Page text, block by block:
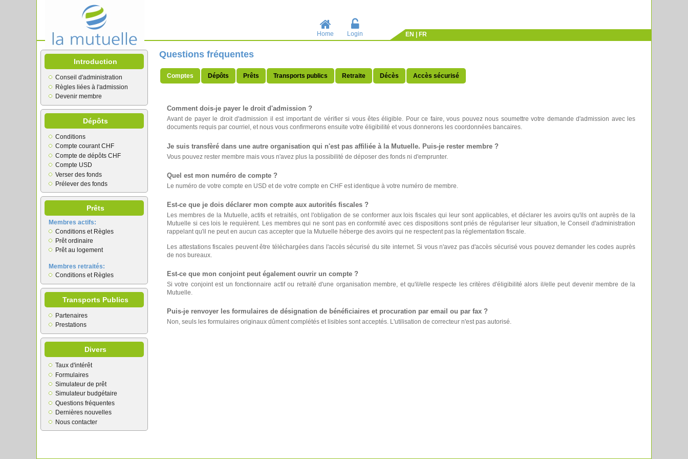
Home Login EN FR
Introduction
Conseil d'administration
Règles liées à l'admission
Devenir membre
Dépôts
Conditions
Compte courant CHF
Compte de dépôts CHF
Compte USD
Verser des fonds
Prélever des fonds
Prêts
Membres actifs:
Conditions et Règles
Prêt ordinaire
Prêt au logement
Membres retraités:
Conditions et Règles
Transports Publics
Partenaires
Prestations
Divers
Taux d'intérêt
Formulaires
Simulateur de prêt
Simulateur budgétaire
Questions fréquentes
Dernières nouvelles
Nous contacter
Questions fréquentes
Comptes Dépôts Prêts Transports publics Retraite Décès Accès sécurisé
Comment dois-je payer le droit d'admission ?
Avant de payer le droit d'admission il est important de vérifier si vous êtes éligible. Pour ce faire, vous pouvez nous soumettre votre demande d'admission avec les
documents requis par courriel, et nous vous confirmerons ensuite votre éligibilité et vous donnerons les coordonnées bancaires.
Je suis transfèré dans une autre organisation qui n'est pas affiliée à la Mutuelle. Puis-je rester membre ?
Vous pouvez rester membre mais vous n'avez plus la possibilité de déposer des fonds ni d'emprunter.
Quel est mon numéro de compte ?
Le numéro de votre compte en USD et de votre compte en CHF est identique à votre numéro de membre.
Est-ce que je dois déclarer mon compte aux autorités fiscales ?
Les membres de la Mutuelle, actifs et retraités, ont l'obligation de se conformer aux lois fiscales qui leur sont applicables, et déclarer les avoirs qu'ils ont auprès de la
Mutuelle si ces lois le requièrent. Les membres qui ne sont pas en conformité avec ces dispositions sont priés de régulariser leur situation, le Conseil d'administration
rappelant qu'il ne peut en aucun cas accepter que la Mutuelle héberge des avoirs qui ne respectent pas la réglementation fiscale.
Les attestations fiscales peuvent être téléchargées dans l'accès sécurisé du site internet. Si vous n'avez pas d'accès sécurisé vous pouvez demander les codes auprès
de nos bureaux.
Est-ce que mon conjoint peut également ouvrir un compte ?
Si votre conjoint est un fonctionnaire actif ou retraité d'une organisation membre, et qu'il/elle respecte les critères d'éligibilité alors il/elle peut devenir membre de la
Mutuelle.
Puis-je renvoyer les formulaires de désignation de bénéficiaires et procuration par email ou par fax ?
Non, seuls les formulaires originaux dûment complétés et lisibles sont acceptés. L'utilisation de correcteur n'est pas autorisé.